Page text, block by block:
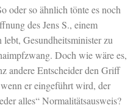
oder so ähnlich tönte es noch
des Jens S., einem
Gesundheitsminister zu
Doch wie wäre es,
andere Entscheider den Griff
er eingeführt wird, der
alles“ Normalitätsausweis?